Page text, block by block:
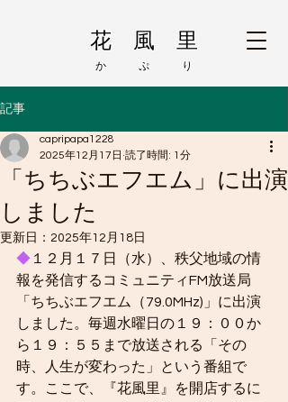
花 風 里
か ぷ り
記事
「ちちぶエフエム」に出演
しました
capripapa1228
2025年12月17日 読了時間: 1分
更新日： 2025年12月18日
◆ １２月１７日（水）、秩父地域の情
報を発信するコミュニティFM放送局
「ちちぶエフエム（79.0MHz)」に出演
しました。毎週水曜日の１９：００か
ら１９：５５まで放送される「その
時、人生が変わった」という番組で
す。ここで、『花風里』を開店するに